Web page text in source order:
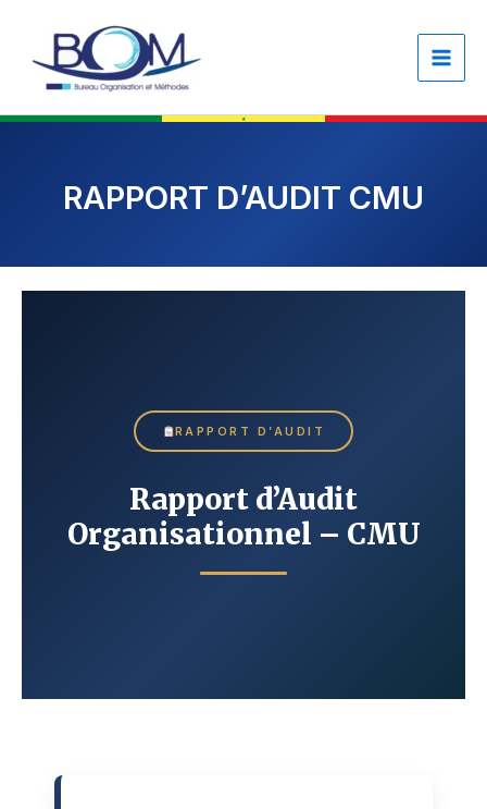
content
RAPPORT D’AUDIT CMU
RAPPORT D’AUDIT
Rapport d’Audit
Organisationnel – CMU